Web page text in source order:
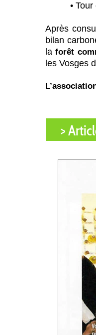
•
Après
bilan
laforêt
les Vosges
>